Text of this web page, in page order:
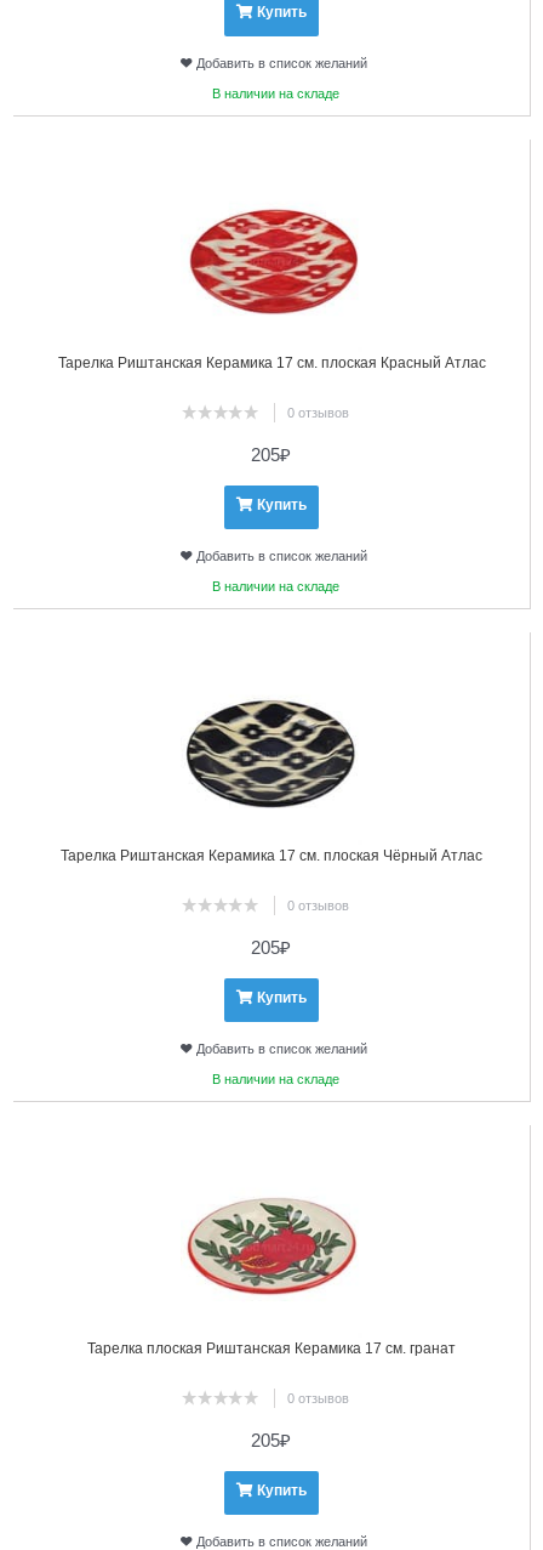
Купить
Добавить в список желаний
В наличии на складе
Тарелка Риштанская Керамика 17 см. плоская Красный Атлас
0 отзывов
205₽
Купить
Добавить в список желаний
В наличии на складе
Тарелка Риштанская Керамика 17 см. плоская Чёрный Атлас
0 отзывов
205₽
Купить
Добавить в список желаний
В наличии на складе
Тарелка плоская Риштанская Керамика 17 см. гранат
0 отзывов
205₽
Купить
Добавить в список желаний